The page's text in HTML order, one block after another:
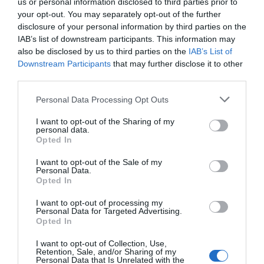
your opt-out. You may separately opt-out of the further
disclosure of your personal information by third parties on the
IAB’s list of downstream participants. This information may
also be disclosed by us to third parties on the IAB’s List of
Downstream Participants that may further disclose it to other
Personal Data Processing Opt Outs
I want to opt-out of the Sharing of my
personal data.
Opted In
I want to opt-out of the Sale of my
Personal Data.
Opted In
I want to opt-out of processing my
Personal Data for Targeted Advertising.
Opted In
I want to opt-out of Collection, Use,
Retention, Sale, and/or Sharing of my
Personal Data that Is Unrelated with the
La universidad como corrección de una brecha
social
La gran novedad de nuestro tiempo es que el
networking universitario ya no es solo un plus para
los más proactivos; se ha convertido en un
mecanismo de equidad. Si los jóvenes llegan con
más pequeños y socializaciones más digitales, la
universidad es quizá el último gran espacio donde
Por eso, pensar la institución solo como aula es
ser también un laboratorio de convivencia, un
puente hacia el mundo profesional y un lugar donde
aprender a relacionarse de forma sana y productiva.
Si no lo hace, esa brecha se trasladará sin